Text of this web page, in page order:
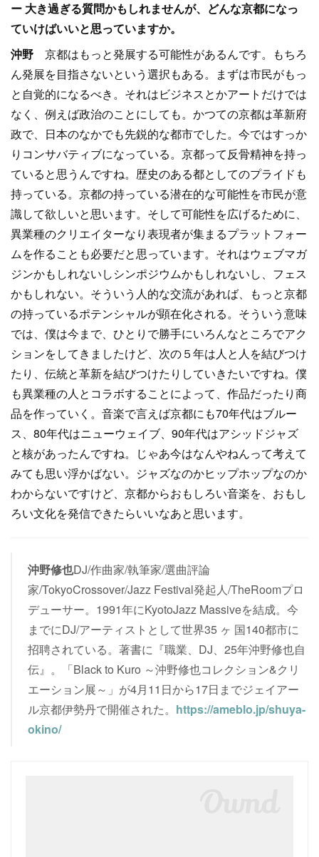
ー 大き過ぎる質問かもしれませんが、どんな京都になっ
ていけばいいと思っていますか。
沖野 京都はもっと発展する可能性があるんです。もちろ
ん発展を目指さないという選択もある。まずは市民がもっ
と自覚的になるべき。それはビジネスとかアートだけでは
なく、例えば政治のことにしても。かつての京都は革新府
政で、日本のなかでも先鋭的な都市でした。今ではすっか
りコンサバティブになっている。京都って反骨精神を持っ
ていると思うんですね。歴史のある都としてのプライドも
持っている。京都の持っている潜在的な可能性を市民が意
識して欲しいと思います。そして可能性を広げるために、
異業種のクリエイターなり表現者が集まるプラットフォー
ムを作ることも必要だと思っています。それはウェブマガ
ジンかもしれないしシンポジウムかもしれないし、フェス
かもしれない。そういう人的な交流があれば、もっと京都
の持っているポテンシャルが顕在化される。そういう意味
では、僕は今まで、ひとりで勝手にいろんなところでアク
ションをしてきましたけど、次の５年は人と人を結びつけ
たり、伝統と革新を結びつけたりしていきたいですね。僕
も異業種の人とコラボすることによって、作品だったり商
品を作っていく。音楽で言えば京都にも70年代はブルー
ス、80年代はニューウェイブ、90年代はアシッドジャズ
と核があったんですね。じゃあ今はなんやねんって考えて
みても思い浮かばない。ジャズなのかヒップホップなのか
わからないですけど、京都からおもしろい音楽を、おもし
ろい文化を発信できたらいいなあと思います。
沖野修也DJ/作曲家/執筆家/選曲評論
家/TokyoCrossover/Jazz Festival発起人/TheRoomプロ
デューサー。1991年にKyotoJazz Massiveを結成。今
までにDJ/アーティストとして世界35 ヶ 国140都市に
招聘されている。著書に『職業、DJ、25年沖野修也自
伝』。「Black to Kuro ～沖野修也コレクション&クリ
エーション展～」が4月11日から17日までジェイアー
ル京都伊勢丹で開催された。 https://ameblo.jp/shuya-
okino/